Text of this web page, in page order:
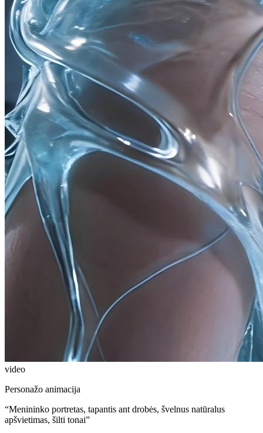
video
Personažo animacija
“Menininko portretas, tapantis ant drobės, švelnus natūralus
apšvietimas, šilti tonai”